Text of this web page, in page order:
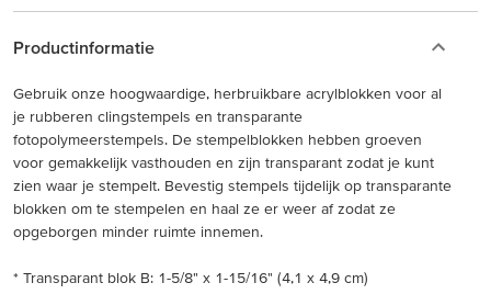
Productinformatie
Gebruik onze hoogwaardige, herbruikbare acrylblokken voor al
je rubberen clingstempels en transparante
fotopolymeerstempels. De stempelblokken hebben groeven
voor gemakkelijk vasthouden en zijn transparant zodat je kunt
zien waar je stempelt. Bevestig stempels tijdelijk op transparante
blokken om te stempelen en haal ze er weer af zodat ze
opgeborgen minder ruimte innemen.
* Transparant blok B: 1-5/8" x 1-15/16" (4,1 x 4,9 cm)